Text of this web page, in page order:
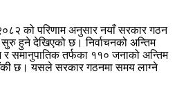
को परिणाम अनुसार नयाँ सरकार गठन
सुरु हुने देखिएको छ। निर्वाचनको अन्तिम
समानुपातिक तर्फका ११० जनाको अन्तिम
छ। यसले सरकार गठनमा समय लाग्ने